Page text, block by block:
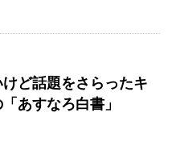
ど話題をさらったキ
あすなろ白書」